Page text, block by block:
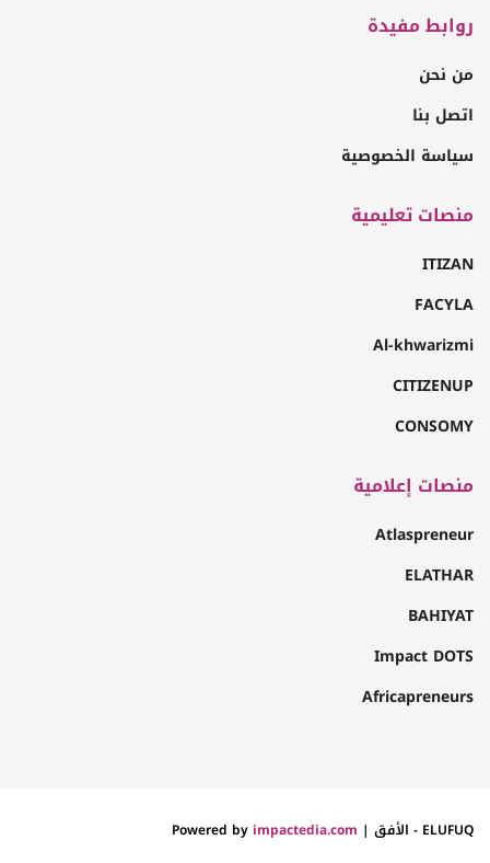
روابط مفيدة
من نحن
اتصل بنا
سياسة الخصوصية
منصات تعليمية
ITIZAN
FACYLA
Al-khwarizmi
CITIZENUP
CONSOMY
منصات إعلامية
Atlaspreneur
ELATHAR
BAHIYAT
Impact DOTS
Africapreneurs
ELUFUQ - الأفق | Powered by impactedia.com